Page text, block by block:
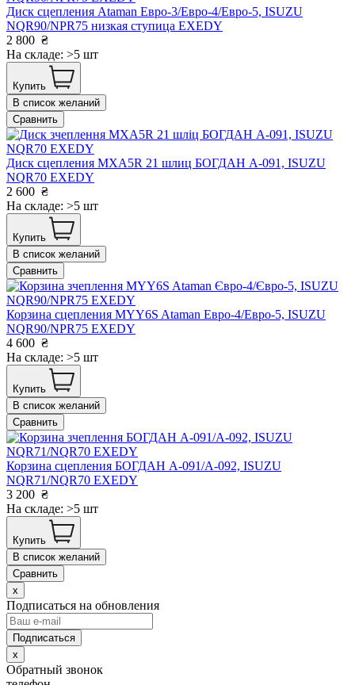
Диск сцепления Ataman Евро-3/Евро-4/Евро-5, ISUZU
NQR90/NPR75 низкая ступица EXEDY
2 800 ₴
На складе: >5 шт
Купить
В список желаний
Сравнить
Диск сцепления MXA5R 21 шлиц БОГДАН А-091, ISUZU
NQR70 EXEDY
2 600 ₴
На складе: >5 шт
Купить
В список желаний
Сравнить
Корзина сцепления MYY6S Ataman Евро-4/Евро-5, ISUZU
NQR90/NPR75 EXEDY
4 600 ₴
На складе: >5 шт
Купить
В список желаний
Сравнить
Корзина сцепления БОГДАН А-091/А-092, ISUZU
NQR71/NQR70 EXEDY
3 200 ₴
На складе: >5 шт
Купить
В список желаний
Сравнить
x
Подписаться на обновления
x
Обратный звонок